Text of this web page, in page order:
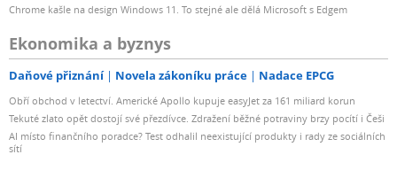
Chrome kašle na design Windows 11. To stejné ale dělá Microsoft s Edgem
Ekonomika a byznys
Daňové přiznání Novela zákoníku práce Nadace EPCG
Obří obchod v letectví. Americké Apollo kupuje easyJet za 161 miliard korun
Tekuté zlato opět dostojí své přezdívce. Zdražení běžné potraviny brzy pocítí i Češi
AI místo finančního poradce? Test odhalil neexistující produkty i rady ze sociálních
sítí